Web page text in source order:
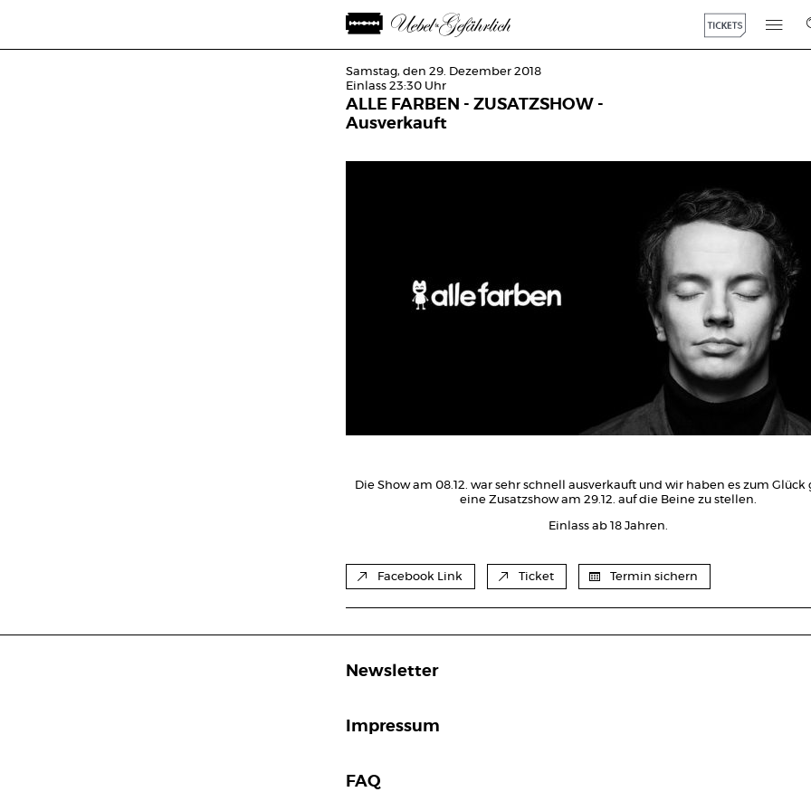
Samstag, den 29. Dezember 2018
Einlass 23:30 Uhr
ALLE FARBEN - ZUSATZSHOW -
Ausverkauft
Die Show am 08.12. war sehr schnell ausverkauft und wir haben es zum Glück
eine Zusatzshow am 29.12. auf die Beine zu stellen.
Einlass ab 18 Jahren.
Facebook Link Ticket Termin sichern
Newsletter
Impressum
FAQ